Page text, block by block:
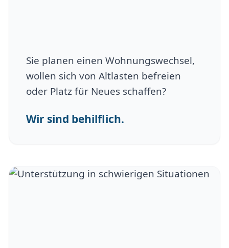
Sie planen einen Wohnungswechsel,
wollen sich von Altlasten befreien
oder Platz für Neues schaffen?
Wir sind behilflich.